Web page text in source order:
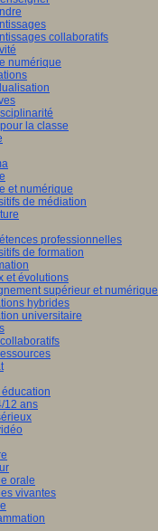
collaboratifs
numérique
la classe
et numérique
de médiation
professionnelles
de formation
et évolutions
supérieur et numérique
hybrides
universitaire
12 ans
orale
vivantes